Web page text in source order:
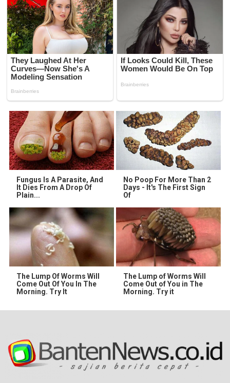
Fungus Is A Parasite, And
It Dies From A Drop Of
Plain...
No Poop For More Than 2
Days - It's The First Sign
Of
The Lump Of Worms Will
Come Out Of You In The
Morning. Try It
The Lump of Worms Will
Come Out of You in The
Morning. Try it